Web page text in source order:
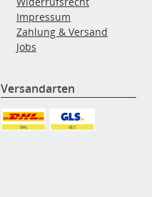
Impressum
Zahlung & Versand
Jobs
Versandarten